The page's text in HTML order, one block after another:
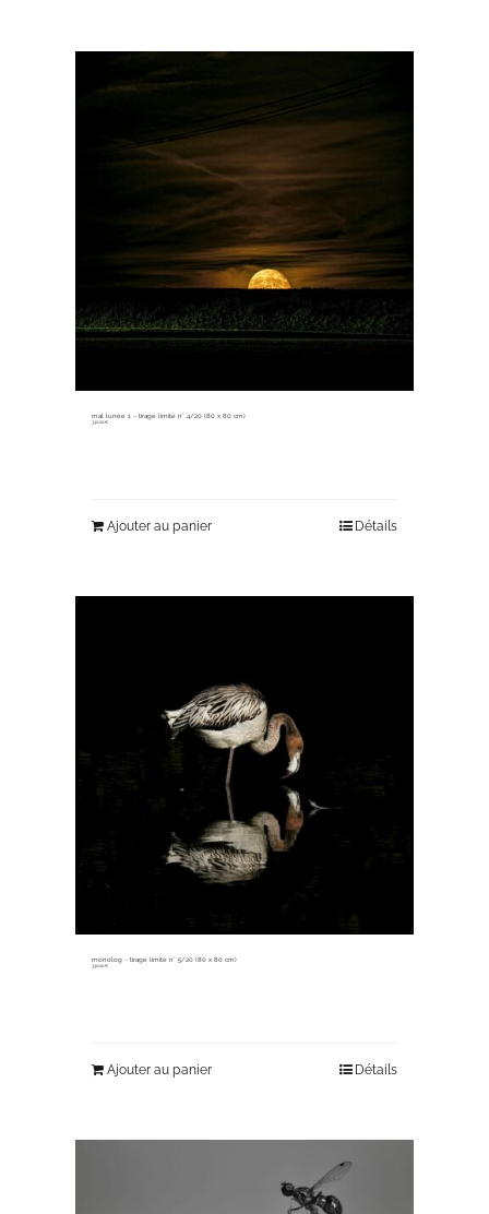
mal lunée 1 ~ tirage limité n° 4/20 (80 x 80 cm)
330,00€
Ajouter au panier Détails
monolog ~ tirage limité n° 5/20 (80 x 80 cm)
330,00€
Ajouter au panier Détails